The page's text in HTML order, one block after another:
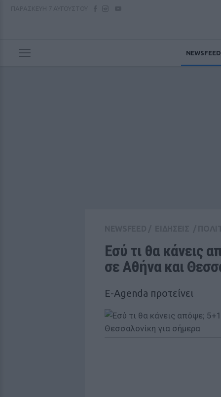
NEWSFEED
Εσύ τι θα κάνεις
σε Αθήνα και
E-Agenda προτείνει